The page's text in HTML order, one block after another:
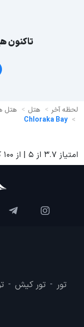
تاکنون
لحظه آخر هتل هتل
Chloraka Bay
امتیاز 3.7 از 5 | از 100
تور - تور کیش -